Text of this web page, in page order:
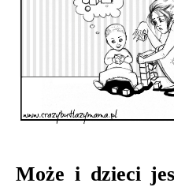
Może i dzieci